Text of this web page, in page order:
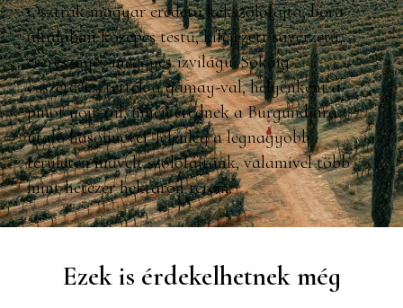
Osztrák-magyar eredetű kékszőlőfajta, bora
általában közepes testű, kifejezett savérzetű,
cseresznyés-meggyes ízvilágú. Sokáig
összetévesztették a gamay-val, helyenként a
pinot noir-ral, innen erednek a Burgundiára
utaló hasonnevei. Jelenleg a legnagyobb
területen művelt szőlőfajtánk, valamivel több
mint hétezer hektáron terem.
Ezek is érdekelhetnek még